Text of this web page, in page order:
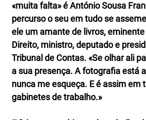
«muita falta» é António Sousa
percurso o seu em tudo se
ele um amante de livros,
Direito, ministro, deputado e
Tribunal de Contas. «Se olhar ali
a sua presença. A fotografia está
nunca me esqueça. E é assim em
gabinetes de trabalho.»